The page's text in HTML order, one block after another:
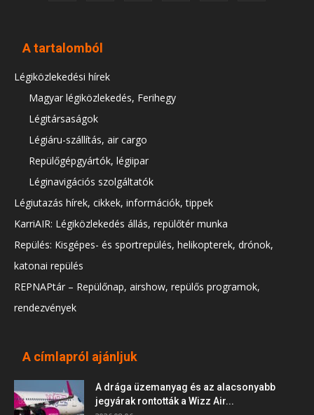
A tartalomból
Légiközlekedési hírek
Magyar légiközlekedés, Ferihegy
Légitársaságok
Légiáru-szállítás, air cargo
Repülőgépgyártók, légiipar
Léginavigációs szolgáltatók
Légiutazás hírek, cikkek, információk, tippek
KarriAIR: Légiközlekedés állás, repülőtér munka
Repülés: Kisgépes- és sportrepülés, helikopterek, drónok,
katonai repülés
REPNAPtár – Repülőnap, airshow, repülős programok,
rendezvények
A címlapról ajánljuk
A drága üzemanyag és az alacsonyabb
jegyárak rontották a Wizz Air...